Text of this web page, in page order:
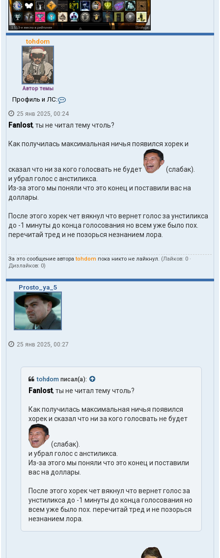
tohdom
Автор темы
Профиль и ЛС:
н
т
т
о
л
ь
а
т
е
t
o
d
25 янв 2025, 00:24
Fanlost, ты не читал тему чтоль?
Как получилась максимальная ничья появился хорек и
сказал что ни за кого голосвать не будет
(слабак).
и убрал голос с анстиликса.
Из-за этого мы поняли что это конец и поставили вас на
доллары.
После этого хорек чет вякнул что вернет голос за унстиликса
до -1 минуты до конца голосования но всем уже было пох.
перечитай тред и не позорься незнанием лора.
За это сообщение автораtohdom пока никто не лайкнул. (Лайков: 0 ·
Дизлайков: 0)
Prosto_ya_5
25 янв 2025, 00:27
tohdom писал(а):
Fanlost, ты не читал тему чтоль?
Как получилась максимальная ничья появился
хорек и сказал что ни за кого голосвать не будет
(слабак).
и убрал голос с анстиликса.
Из-за этого мы поняли что это конец и поставили
вас на доллары.
После этого хорек чет вякнул что вернет голос за
унстиликса до -1 минуты до конца голосования но
всем уже было пох. перечитай тред и не позорься
незнанием лора.